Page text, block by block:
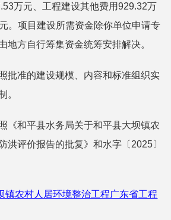
万元、工程建设其他费用929.32万
。项目建设所需资金除你单位申请专
地方自行筹集资金统筹安排解决。
准的建设规模、内容和标准组织实
。
和平县水务局关于和平县大坝镇农
洪评价报告的批复》和水字〔2025〕
镇农村人居环境整治工程广东省工程